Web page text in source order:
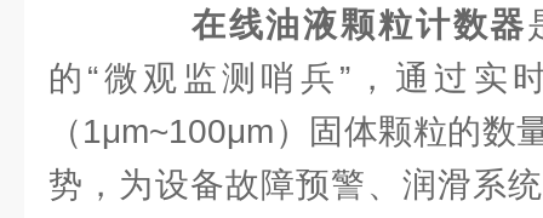
在线油液颗粒计数器
的“微观监测哨兵”，通过实
（1μm~100μm）固体颗粒的数
势，为设备故障预警、润滑系